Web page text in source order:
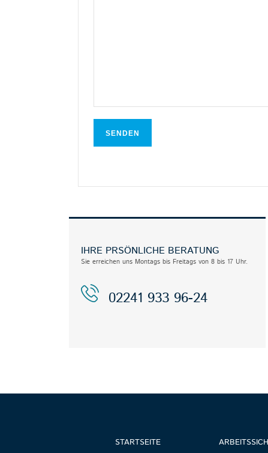
IHRE PRSÖNLICHE BERATUNG
Sie erreichen uns Montags bis Freitags von 8 bis 17 Uhr.
02241 933 96-24
STARTSEITE